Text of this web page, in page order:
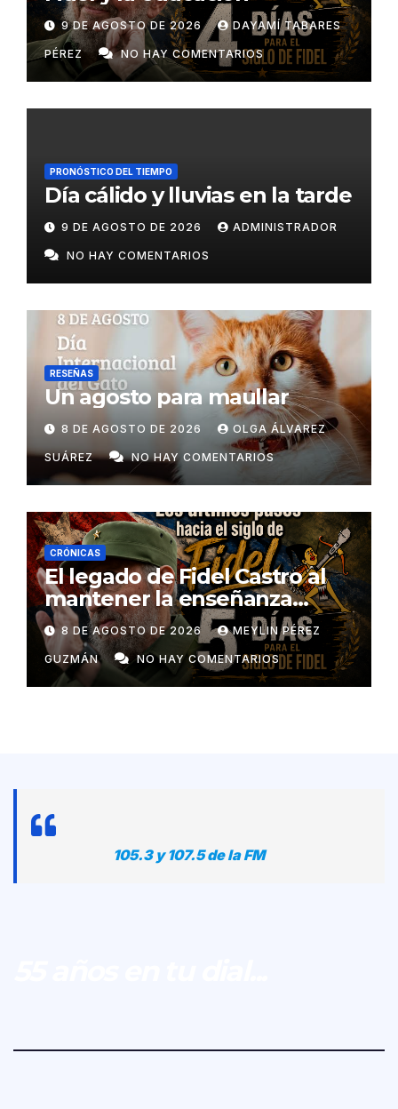
9 DE AGOSTO DE 2026 DAYAMÍ TABARES
PÉREZ NO HAY COMENTARIOS
PRONÓSTICO DEL TIEMPO
Día cálido y lluvias en la tarde
9 DE AGOSTO DE 2026 ADMINISTRADOR
NO HAY COMENTARIOS
RESEÑAS
Un agosto para maullar
8 DE AGOSTO DE 2026 OLGA ÁLVAREZ
SUÁREZ NO HAY COMENTARIOS
CRÓNICAS
El legado de Fidel Castro al
mantener la enseñanza
como un derecho universal
8 DE AGOSTO DE 2026 MEYLIN PÉREZ
GUZMÁN NO HAY COMENTARIOS
105.3 y 107.5 de la FM